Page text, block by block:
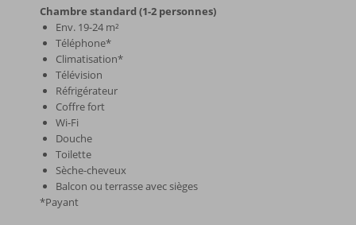
Chambre standard (1-2 personnes)
Env. 19-24 m²
Téléphone*
Climatisation*
Télévision
Réfrigérateur
Coffre fort
Wi-Fi
Douche
Toilette
Sèche-cheveux
Balcon ou terrasse avec sièges
*Payant